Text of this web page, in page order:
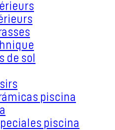
de sol
piscina
piscina